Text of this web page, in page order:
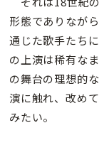
形態でありなが
通じた歌手たち
の上演は稀有な
の舞台の理想的
演に触れ、改め
みたい。